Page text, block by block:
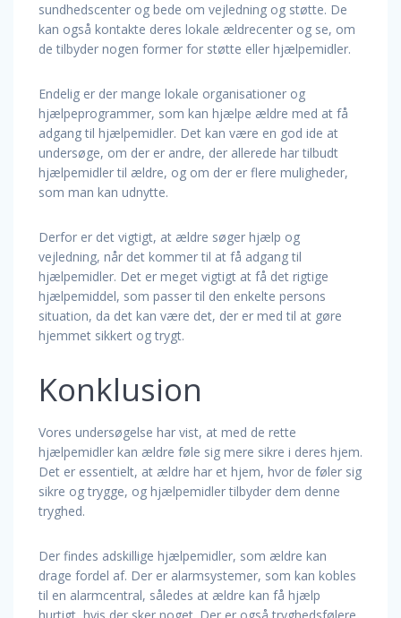
sundhedscenter og bede om vejledning og støtte. De
kan også kontakte deres lokale ældrecenter og se, om
de tilbyder nogen former for støtte eller hjælpemidler.
Endelig er der mange lokale organisationer og
hjælpeprogrammer, som kan hjælpe ældre med at få
adgang til hjælpemidler. Det kan være en god ide at
undersøge, om der er andre, der allerede har tilbudt
hjælpemidler til ældre, og om der er flere muligheder,
som man kan udnytte.
Derfor er det vigtigt, at ældre søger hjælp og
vejledning, når det kommer til at få adgang til
hjælpemidler. Det er meget vigtigt at få det rigtige
hjælpemiddel, som passer til den enkelte persons
situation, da det kan være det, der er med til at gøre
hjemmet sikkert og trygt.
Konklusion
Vores undersøgelse har vist, at med de rette
hjælpemidler kan ældre føle sig mere sikre i deres hjem.
Det er essentielt, at ældre har et hjem, hvor de føler sig
sikre og trygge, og hjælpemidler tilbyder dem denne
tryghed.
Der findes adskillige hjælpemidler, som ældre kan
drage fordel af. Der er alarmsystemer, som kan kobles
til en alarmcentral, således at ældre kan få hjælp